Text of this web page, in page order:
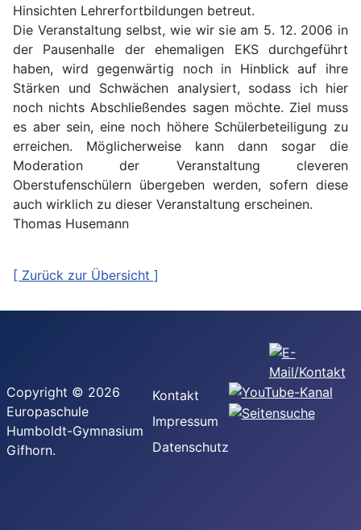
Hinsichten Lehrerfortbildungen betreut.
Die Veranstaltung selbst, wie wir sie am 5. 12. 2006 in
der Pausenhalle der ehemaligen EKS durchgeführt
haben, wird gegenwärtig noch in Hinblick auf ihre
Stärken und Schwächen analysiert, sodass ich hier
noch nichts Abschließendes sagen möchte. Ziel muss
es aber sein, eine noch höhere Schülerbeteiligung zu
erreichen. Möglicherweise kann dann sogar die
Moderation der Veranstaltung cleveren
Oberstufenschülern übergeben werden, sofern diese
auch wirklich zu dieser Veranstaltung erscheinen.
Thomas Husemann
[ Zurück zur Übersicht ]
Copyright © 2026
Europaschule
Humboldt-Gymnasium
Gifhorn.
Kontakt
Impressum
Datenschutz